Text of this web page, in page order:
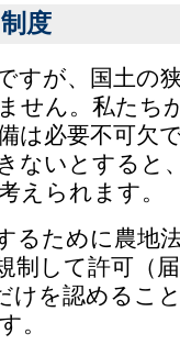
度
すが、国土の
せん。私たち
は必要不可欠
ないとすると
えられます。
るために農地
制して許可（
けを認めるこ
。